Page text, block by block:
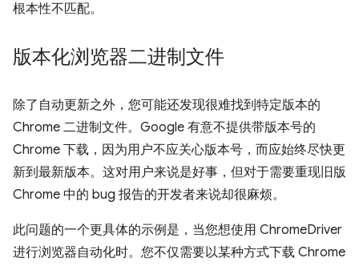
根本性不匹配。
版本化浏览器二进制文件
除了自动更新之外，您可能还发现很难找到特定版本的
Chrome 二进制文件。Google 有意不提供带版本号的
Chrome 下载，因为用户不应关心版本号，而应始终尽快更
新到最新版本。这对用户来说是好事，但对于需要重现旧版
Chrome 中的 bug 报告的开发者来说却很麻烦。
此问题的一个更具体的示例是，当您想使用 ChromeDriver
进行浏览器自动化时。您不仅需要以某种方式下载 Chrome